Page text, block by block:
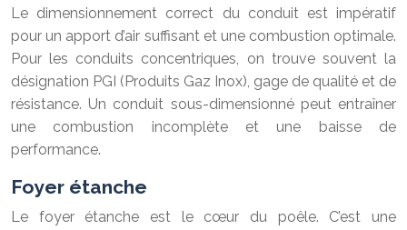
Le dimensionnement correct du conduit est impératif
pour un apport d’air suffisant et une combustion optimale.
Pour les conduits concentriques, on trouve souvent la
désignation PGI (Produits Gaz Inox), gage de qualité et de
résistance. Un conduit sous-dimensionné peut entraîner
une combustion incomplète et une baisse de
performance.
Foyer étanche
Le foyer étanche est le cœur du poêle. C’est une